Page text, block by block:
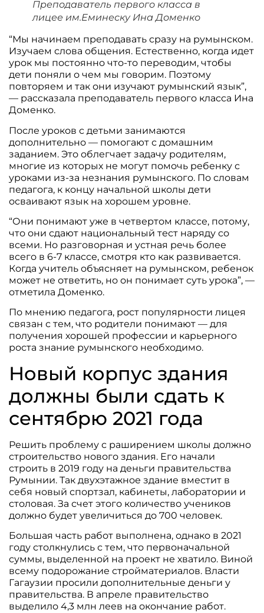
Преподаватель первого класса в
лицее им.Еминеску Ина Доменко
“Мы начинаем преподавать сразу на румынском.
Изучаем слова общения. Естественно, когда идет
урок мы постоянно что-то переводим, чтобы
дети поняли о чем мы говорим. Поэтому
повторяем и так они изучают румынский язык”,
— рассказала преподаватель первого класса Ина
Доменко.
После уроков с детьми занимаются
дополнительно — помогают с домашним
заданием. Это облегчает задачу родителям,
многие из которых не могут помочь ребенку с
уроками из-за незнания румынского. По словам
педагога, к концу начальной школы дети
осваивают язык на хорошем уровне.
“Они понимают уже в четвертом классе, потому,
что они сдают национальный тест наряду со
всеми. Но разговорная и устная речь более
всего в 6-7 классе, смотря кто как развивается.
Когда учитель объясняет на румынском, ребенок
может не ответить, но он понимает суть урока”, —
отметила Доменко.
По мнению педагога, рост популярности лицея
связан с тем, что родители понимают — для
получения хорошей профессии и карьерного
роста знание румынского необходимо.
Новый корпус здания
должны были сдать к
сентябрю 2021 года
Решить проблему с раширением школы должно
строительство нового здания. Его начали
строить в 2019 году на деньги правительства
Румынии. Так двухэтажное здание вместит в
себя новый спортзал, кабинеты, лаборатории и
столовая. За счет этого количество учеников
должно будет увеличиться до 700 человек.
Большая часть работ выполнена, однако в 2021
году столкнулись с тем, что первоначальной
суммы, выделенной на проект не хватило. Виной
всему подорожание стройматериалов. Власти
Гагаузии просили дополнительные деньги у
правительства. В апреле правительство
выделило 4,3 млн леев на окончание работ.